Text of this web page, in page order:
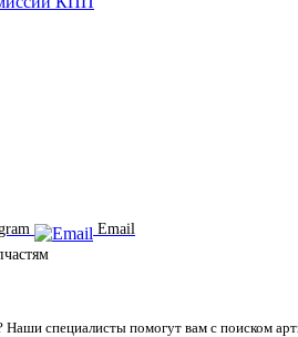
Email
специалисты помогут вам с поиском